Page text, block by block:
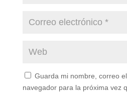
Guarda mi nombre, correo
navegador para la próxima vez